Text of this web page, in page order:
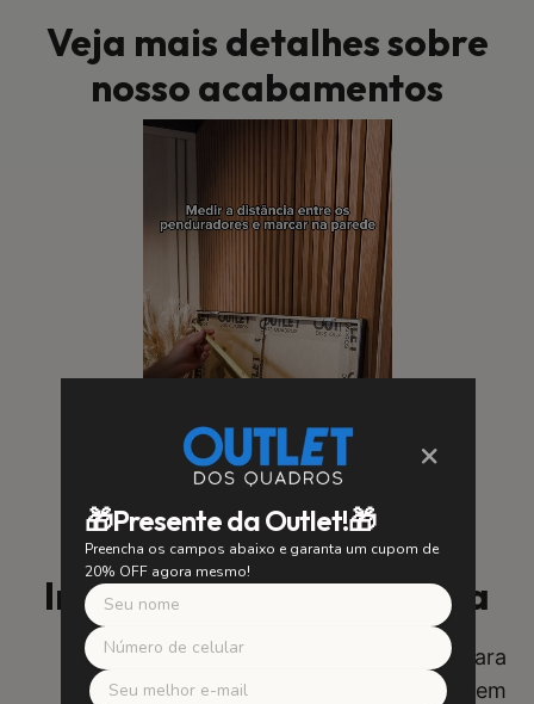
×
🎁Presente da Outlet!🎁
Preencha os campos abaixo e garanta um cupom de
20% OFF agora mesmo!
Veja mais detalhes sobre
nosso acabamentos
Instalação Fácil e Segura
Utilizamos suportes de alta qualidade para
garantir uma instalação fácil e segura, sem